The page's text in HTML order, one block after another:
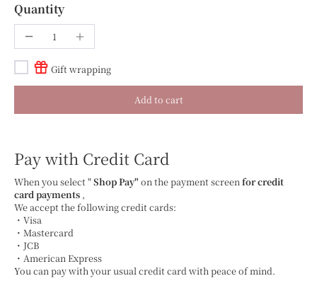
Quantity
Gift wrapping
Add to cart
Pay with Credit Card
When you select " Shop Pay" on the payment screen for credit
card payments ,
We accept the following credit cards:
・Visa
・Mastercard
・JCB
・American Express
You can pay with your usual credit card with peace of mind.